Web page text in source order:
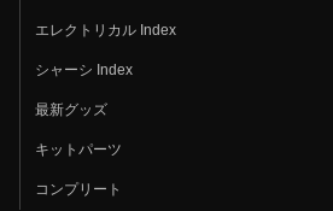
エレクトリカル Index
シャーシ Index
最新グッズ
キットパーツ
コンプリート